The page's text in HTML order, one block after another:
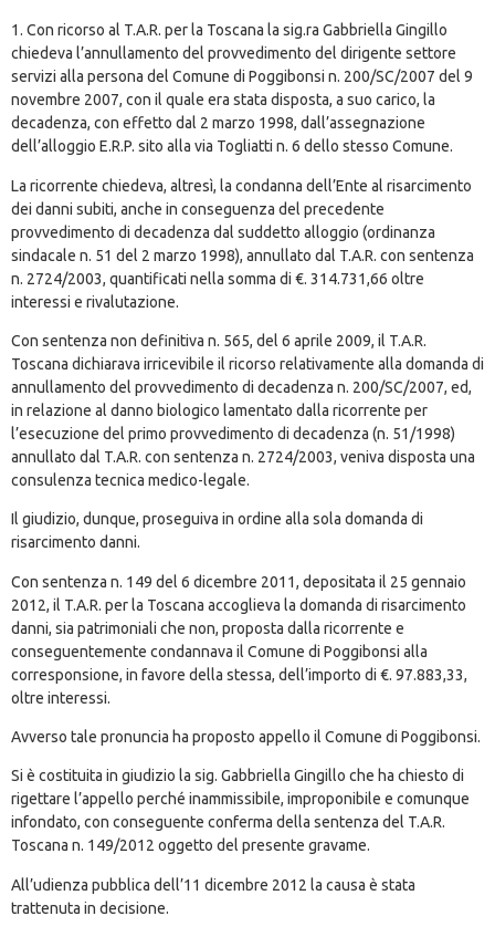
1. Con ricorso al T.A.R. per la Toscana la sig.ra Gabbriella Gingillo
chiedeva l’annullamento del provvedimento del dirigente settore
servizi alla persona del Comune di Poggibonsi n. 200/SC/2007 del 9
novembre 2007, con il quale era stata disposta, a suo carico, la
decadenza, con effetto dal 2 marzo 1998, dall’assegnazione
dell’alloggio E.R.P. sito alla via Togliatti n. 6 dello stesso Comune.
La ricorrente chiedeva, altresì, la condanna dell’Ente al risarcimento
dei danni subiti, anche in conseguenza del precedente
provvedimento di decadenza dal suddetto alloggio (ordinanza
sindacale n. 51 del 2 marzo 1998), annullato dal T.A.R. con sentenza
n. 2724/2003, quantificati nella somma di €. 314.731,66 oltre
interessi e rivalutazione.
Con sentenza non definitiva n. 565, del 6 aprile 2009, il T.A.R.
Toscana dichiarava irricevibile il ricorso relativamente alla domanda di
annullamento del provvedimento di decadenza n. 200/SC/2007, ed,
in relazione al danno biologico lamentato dalla ricorrente per
l’esecuzione del primo provvedimento di decadenza (n. 51/1998)
annullato dal T.A.R. con sentenza n. 2724/2003, veniva disposta una
consulenza tecnica medico-legale.
Il giudizio, dunque, proseguiva in ordine alla sola domanda di
risarcimento danni.
Con sentenza n. 149 del 6 dicembre 2011, depositata il 25 gennaio
2012, il T.A.R. per la Toscana accoglieva la domanda di risarcimento
danni, sia patrimoniali che non, proposta dalla ricorrente e
conseguentemente condannava il Comune di Poggibonsi alla
corresponsione, in favore della stessa, dell’importo di €. 97.883,33,
oltre interessi.
Avverso tale pronuncia ha proposto appello il Comune di Poggibonsi.
Si è costituita in giudizio la sig. Gabbriella Gingillo che ha chiesto di
rigettare l’appello perché inammissibile, improponibile e comunque
infondato, con conseguente conferma della sentenza del T.A.R.
Toscana n. 149/2012 oggetto del presente gravame.
All’udienza pubblica dell’11 dicembre 2012 la causa è stata
trattenuta in decisione.